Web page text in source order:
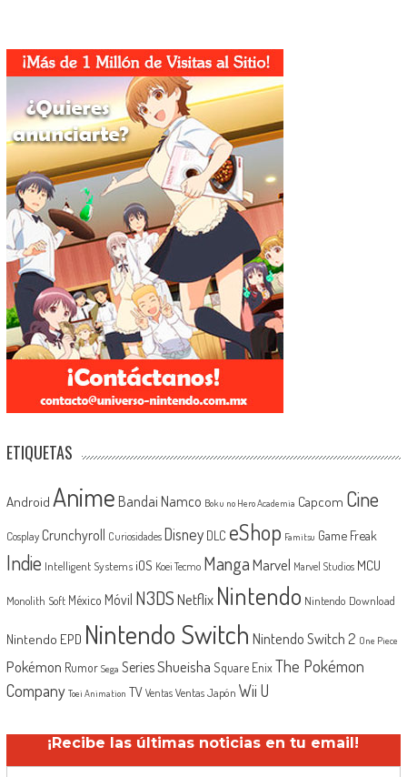
ETIQUETAS
Android Anime Bandai Namco Boku no Hero Academia Capcom Cine
Cosplay Crunchyroll Curiosidades Disney DLC eShop Famitsu Game Freak
Indie Intelligent Systems iOS Koei Tecmo MangaMarvel Marvel Studios MCU
Monolith Soft México Móvil N3DSNetflix Nintendo Nintendo Download
Nintendo EPD Nintendo Switch Nintendo Switch 2 One Piece
Pokémon Rumor Sega SeriesShueisha Square EnixThe Pokémon
Company Toei Animation TV Ventas Ventas Japón Wii U
¡Recibe las últimas noticias en tu email!